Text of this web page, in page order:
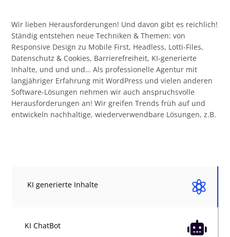
Wir lieben Herausforderungen! Und davon gibt es reichlich!
Ständig entstehen neue Techniken & Themen: von
Responsive Design zu Mobile First, Headless, Lotti-Files,
Datenschutz & Cookies, Barrierefreiheit, KI-generierte
Inhalte, und und und… Als professionelle Agentur mit
langjähriger Erfahrung mit WordPress und vielen anderen
Software-Lösungen nehmen wir auch anspruchsvolle
Herausforderungen an! Wir greifen Trends früh auf und
entwickeln nachhaltige, wiederverwendbare Lösungen, z.B.

KI generierte Inhalte

KI ChatBot